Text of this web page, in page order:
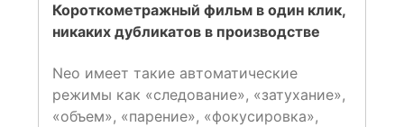
Короткометражный фильм в один клик,
никаких дубликатов в производстве
Neo имеет такие автоматические
режимы как «следование», «затухание»,
«объем», «парение», «фокусировка»,